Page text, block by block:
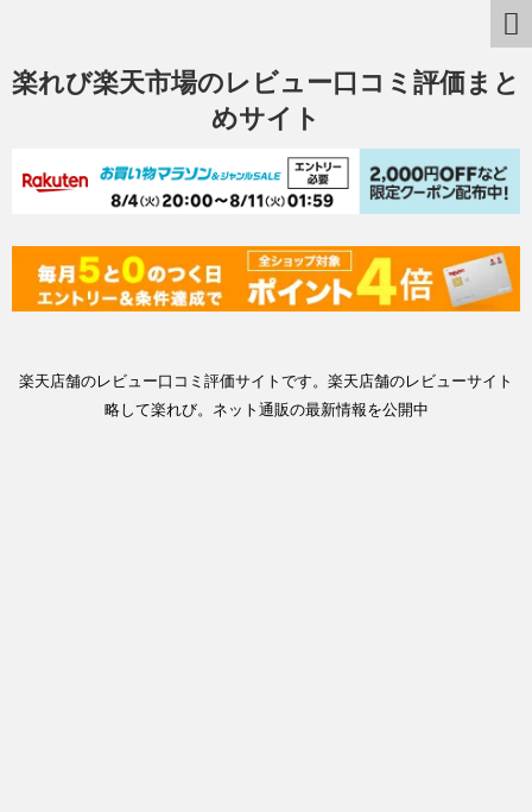
楽れび楽天市場のレビュー口コミ評価まと
めサイト
楽天店舗のレビュー口コミ評価サイトです。楽天店舗のレビューサイト
略して楽れび。ネット通販の最新情報を公開中